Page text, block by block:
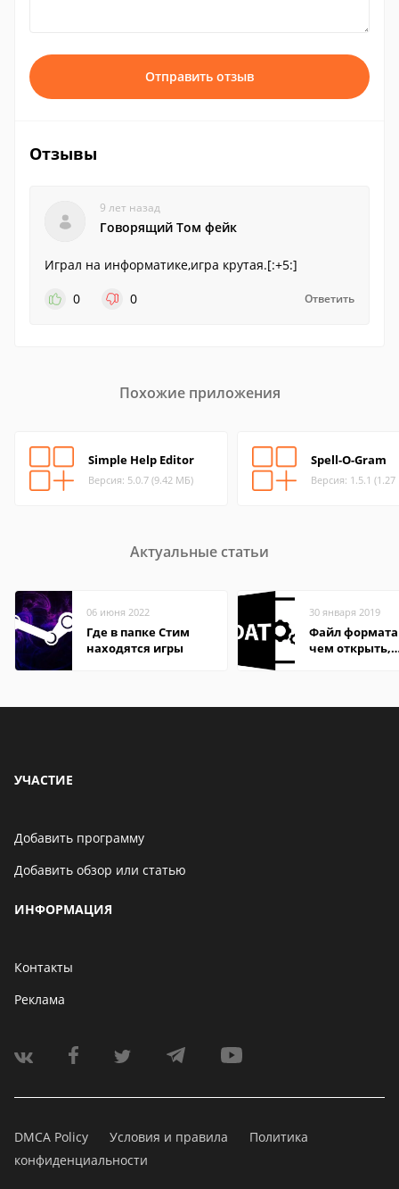
Отправить отзыв
Отзывы
9 лет назад
Говорящий Том фейк
Играл на информатике,игра крутая.[:+5:]
0
0 Ответить
Похожие приложения
Simple Help Editor
Версия: 5.0.7 (9.42 МБ)
Spell-O-Gram
Версия: 1.5.1
Актуальные статьи
06 июня 2022
Где в папке Стим
находятся игры
30 января 2019
Файл формата
чем открыть,
УЧАСТИЕ
Добавить программу
Добавить обзор или статью
ИНФОРМАЦИЯ
Контакты
Реклама
DMCA Policy Условия и правила
Политика
конфиденциальности